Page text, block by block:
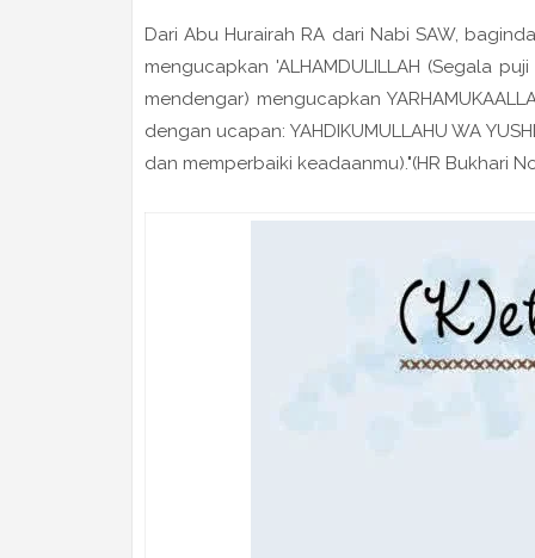
Dari Abu Hurairah RA dari Nabi SAW,
mengucapkan 'ALHAMDULILLAH (Segala
mendengar) mengucapkan
dengan ucapan: YAHDIKUMULLAHU WA
dan memperbaiki keadaanmu)."(HR Bukhari